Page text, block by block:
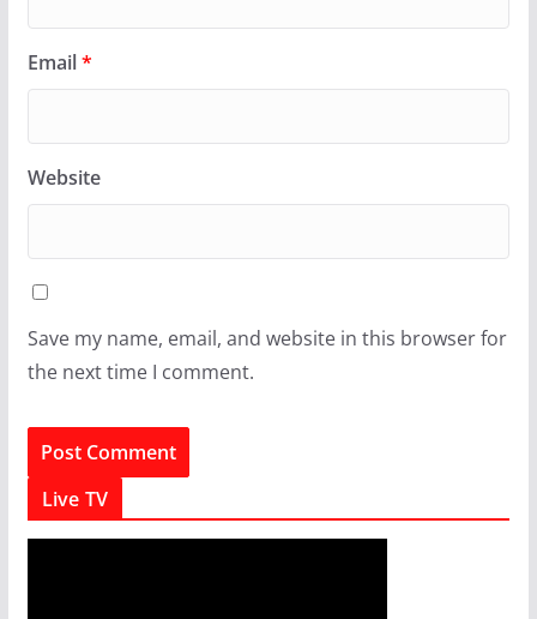
Email*
Website
Save my name, email, and website in this browser for
the next time I comment.
Live TV